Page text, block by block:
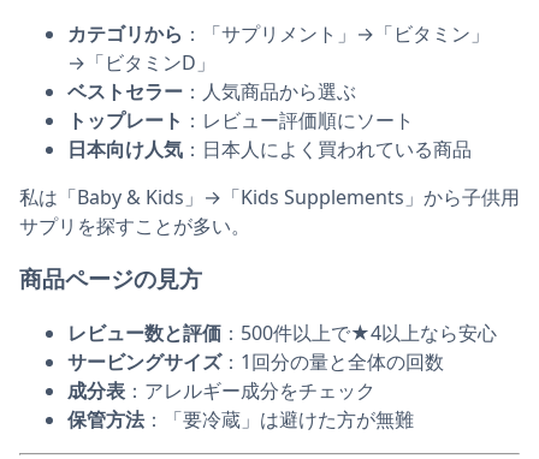
カテゴリから ：「サプリメント」→「ビタミン」
→「ビタミンD」
ベストセラー ：人気商品から選ぶ
トップレート ：レビュー評価順にソート
日本向け人気 ：日本人によく買われている商品
私は「Baby & Kids」→「Kids Supplements」から子供用
サプリを探すことが多い。
商品ページの見方
レビュー数と評価 ：500件以上で★4以上なら安心
サービングサイズ：1回分の量と全体の回数
成分表 ：アレルギー成分をチェック
保管方法 ：「要冷蔵」は避けた方が無難